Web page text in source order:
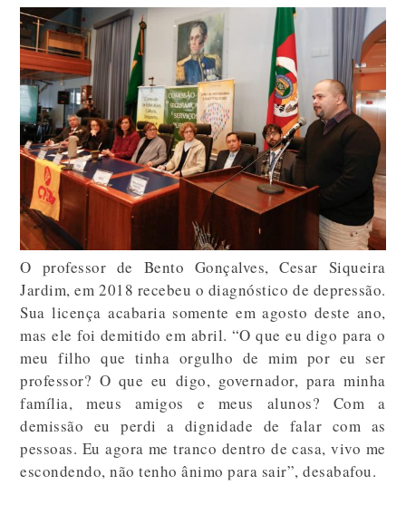
O professor de Bento Gonçalves, Cesar Siqueira
Jardim, em 2018 recebeu o diagnóstico de depressão.
Sua licença acabaria somente em agosto deste ano,
mas ele foi demitido em abril. “O que eu digo para o
meu filho que tinha orgulho de mim por eu ser
professor? O que eu digo, governador, para minha
família, meus amigos e meus alunos? Com a
demissão eu perdi a dignidade de falar com as
pessoas. Eu agora me tranco dentro de casa, vivo me
escondendo, não tenho ânimo para sair”, desabafou.